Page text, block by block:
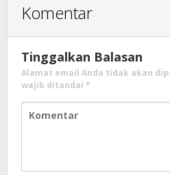
Komentar
Tinggalkan Balasan
Alamat email Anda tidak akan
wajib ditandai *